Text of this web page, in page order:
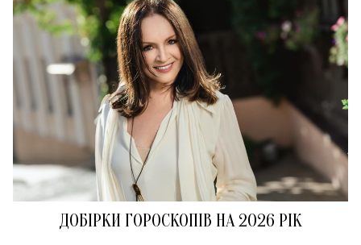
ДОБІРКИ ГОРОСКОПІВ НА 2026 РІК